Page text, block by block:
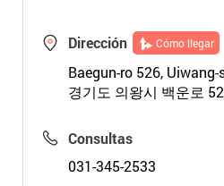
Dirección Cómo llegar
Baegun-ro 526, Uiwang-
경기도 의왕시 백운로
Consultas
031-345-2533